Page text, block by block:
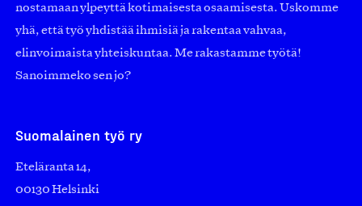
nostamaan ylpeyttä kotimaisesta osaamisesta. Uskomme
yhä, että työ yhdistää ihmisiä ja rakentaa vahvaa,
elinvoimaista yhteiskuntaa. Me rakastamme työtä!
Sanoimmeko sen jo?
Suomalainen työ ry
Eteläranta 14,
00130 Helsinki